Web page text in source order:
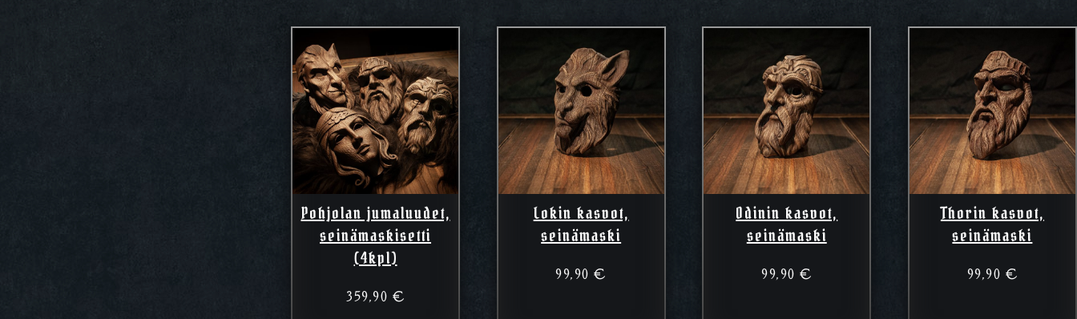
Pohjolan jumaluudet,
seinämaskisetti
(4kpl)
359,90 €
Lokin kasvot,
seinämaski
99,90€
Odinin kasvot,
seinämaski
99,90 €
Thorin kasvot,
seinämaski
99,90 €